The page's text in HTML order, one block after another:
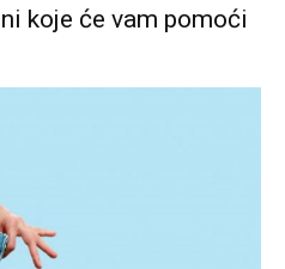
koje će vam pomoći